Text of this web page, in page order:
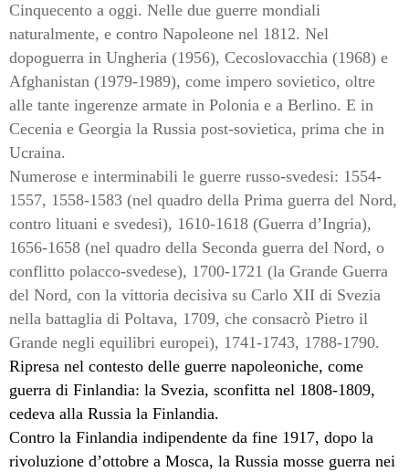
Cinquecento a oggi. Nelle due guerre mondiali
naturalmente, e contro Napoleone nel 1812. Nel
dopoguerra in Ungheria (1956), Cecoslovacchia (1968) e
Afghanistan (1979-1989), come impero sovietico, oltre
alle tante ingerenze armate in Polonia e a Berlino. E in
Cecenia e Georgia la Russia post-sovietica, prima che in
Ucraina.
Numerose e interminabili le guerre russo-svedesi: 1554-
1557, 1558-1583 (nel quadro della Prima guerra del Nord,
contro lituani e svedesi), 1610-1618 (Guerra d’Ingria),
1656-1658 (nel quadro della Seconda guerra del Nord, o
conflitto polacco-svedese), 1700-1721 (la Grande Guerra
del Nord, con la vittoria decisiva su Carlo XII di Svezia
nella battaglia di Poltava, 1709, che consacrò Pietro il
Grande negli equilibri europei), 1741-1743, 1788-1790.
Ripresa nel contesto delle guerre napoleoniche, come
guerra di Finlandia: la Svezia, sconfitta nel 1808-1809,
cedeva alla Russia la Finlandia.
Contro la Finlandia indipendente da fine 1917, dopo la
rivoluzione d’ottobre a Mosca, la Russia mosse guerra nei